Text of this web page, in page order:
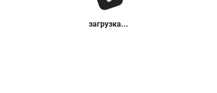
загрузка...